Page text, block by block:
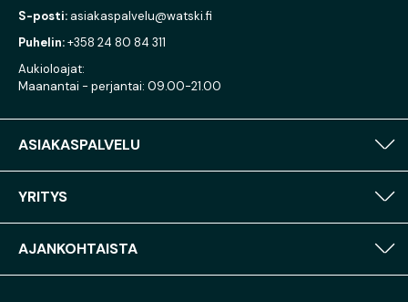
S-posti: asiakaspalvelu@watski.fi
Puhelin:+358 24 80 84 311
Aukioloajat:
Maanantai - perjantai: 09.00-21.00
ASIAKASPALVELU
YRITYS
AJANKOHTAISTA